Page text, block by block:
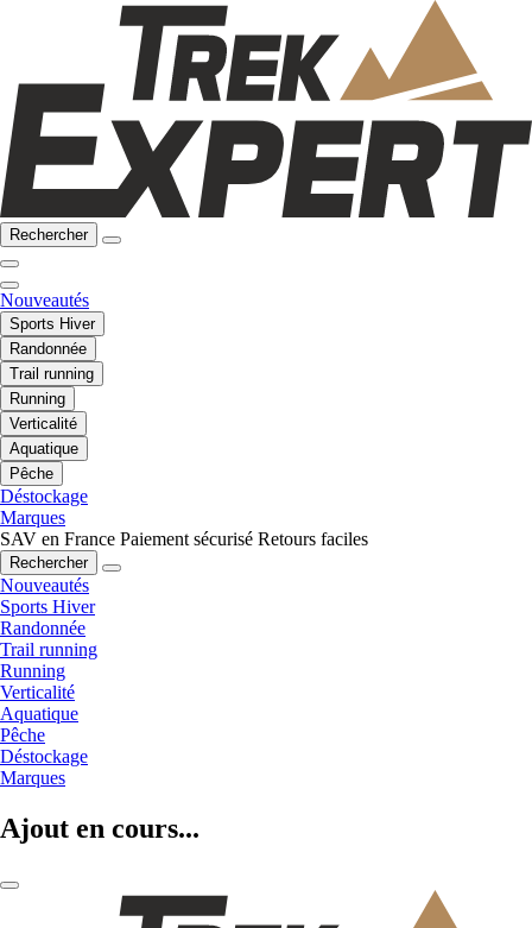
Rechercher
Nouveautés
Sports Hiver
Randonnée
Trail running
Running
Verticalité
Aquatique
Pêche
Déstockage
Marques
SAV en France Paiement sécurisé Retours faciles
Rechercher
Nouveautés
Sports Hiver
Randonnée
Trail running
Running
Verticalité
Aquatique
Pêche
Déstockage
Marques
Ajout en cours...